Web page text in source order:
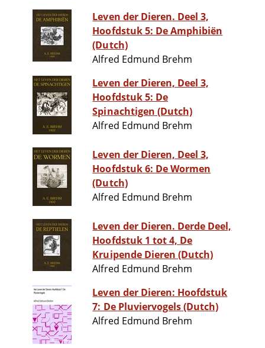
Leven der Dieren. Deel 3,
Hoofdstuk 5: De Amphibiën
(Dutch)
Alfred Edmund Brehm
Leven der Dieren, Deel 3,
Hoofdstuk 5: De
Spinachtigen (Dutch)
Alfred Edmund Brehm
Leven der Dieren, Deel 3,
Hoofdstuk 6: De Wormen
(Dutch)
Alfred Edmund Brehm
Leven der Dieren. Derde Deel,
Hoofdstuk 1 tot 4, De
Kruipende Dieren (Dutch)
Alfred Edmund Brehm
Leven der Dieren: Hoofdstuk
7: De Pluviervogels (Dutch)
Alfred Edmund Brehm